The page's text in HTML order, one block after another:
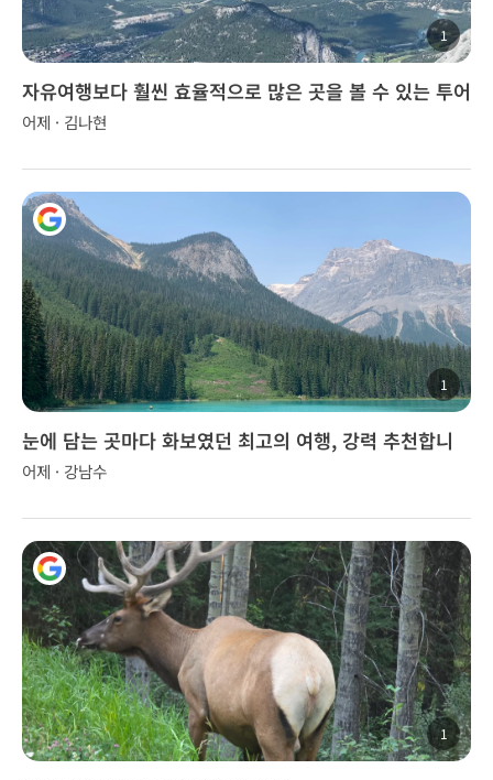
1
자유여행보다 훨씬 효율적으로 많은 곳을 볼 수 있는 투어
어제 · 김나현
1
눈에 담는 곳마다 화보였던 최고의 여행, 강력 추천합니
다!
어제 · 강남수
1